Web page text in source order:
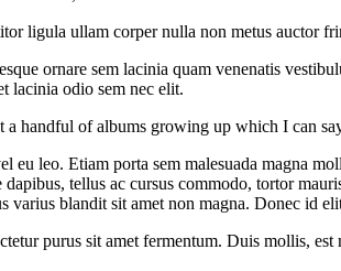
ligula ullam corper nulla non metus auctor
ornare sem lacinia quam venenatis
lacinia odio sem nec elit.
of albums growing up which I can
leo. Etiam porta sem malesuada magna
tellus ac cursus commodo, tortor
blandit sit amet non magna. Donec id
purus sit amet fermentum. Duis mollis,